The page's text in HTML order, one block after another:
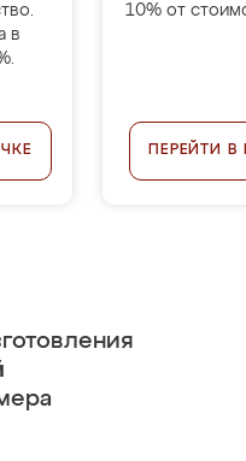
в
10% от
ПЕРЕЙТИ В